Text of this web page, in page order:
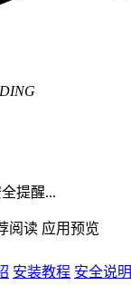
提醒...
阅读 应用预览
安装教程 安全说明